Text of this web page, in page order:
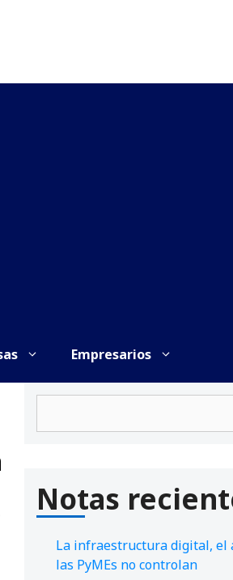
Empresarios
Notas
La infraestructura digital, el
las PyMEs no controlan